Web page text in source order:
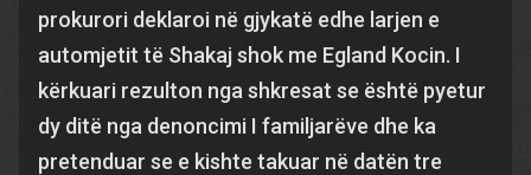
prokurori deklaroi në gjykatë edhe larjen e
automjetit të Shakaj shok me Egland Kocin. I
kërkuari rezulton nga shkresat se është pyetur
dy ditë nga denoncimi I familjarëve dhe ka
pretenduar se e kishte takuar në datën tre